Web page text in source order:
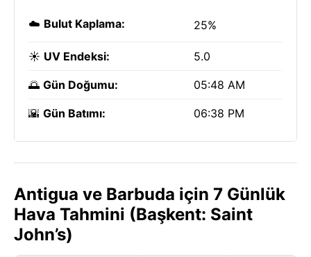
☁️ Bulut Kaplama: 25%
☀️ UV Endeksi: 5.0
🌅 Gün Doğumu: 05:48 AM
🌇 Gün Batımı: 06:38 PM
Antigua ve Barbuda için 7 Günlük
Hava Tahmini (Başkent: Saint
John’s)